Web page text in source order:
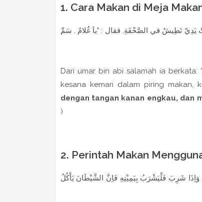
1. Cara Makan di Meja
يَدِيْ تَطِيشُ في الصَّحْفَةِ, فقال : "ياَ غُلامُ , سَمِّ
Dari umar bin abi salamah ia
kesana kemari dalam piring makan,
dengan tangan kanan engkau, dan
)
2. Perintah Makan
وَاِذَا شَرِبَ فَلْيَشْرَبُ بِيَمِيْنِهِ فَاِنَّ الشَّيْطَانَ يَاْكُلُ